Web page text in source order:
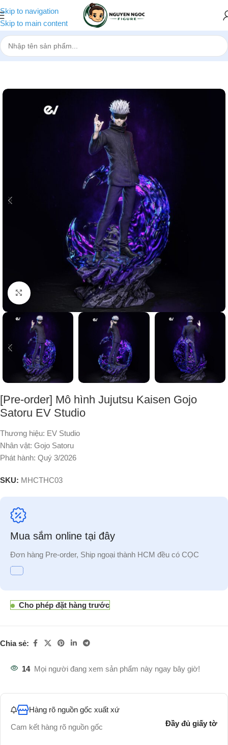
Skip to navigation
Skip to main content
Trang chủ»Cửa hàng»[Pre-order] Mô hình Jujutsu Kaisen Gojo
Nhấp để phóng to
[Pre-order] Mô hình Jujutsu Kaisen Gojo
Satoru EV Studio
Thương hiệu: EV Studio
Nhân vật: Gojo Satoru
Phát hành: Quý 3/2026
SKU: MHCTHC03
Mua sắm online tại đây
Đơn hàng Pre-order, Ship ngoại thành HCM đều có CỌC
Cho phép đặt hàng trước
Chia sẻ:
14 Mọi người đang xem sản phẩm này ngay bây giờ!
Hàng rõ nguồn gốc xuất xứ
Cam kết hàng rõ nguồn gốc
Đầy đủ giấy tờ